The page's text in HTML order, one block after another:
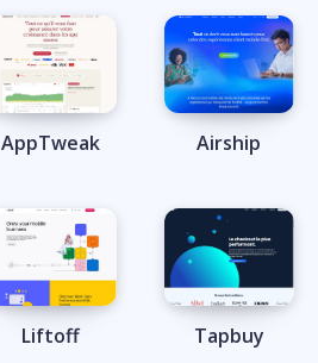
AppTweak Airship
Liftoff Tapbuy